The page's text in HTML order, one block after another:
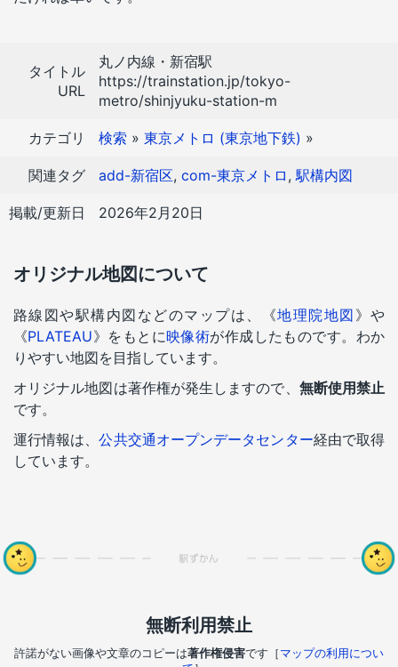
タイトル
URL
丸ノ内線・新宿駅
https://trainstation.jp/tokyo-
metro/shinjyuku-station-m
カテゴリ 検索 » 東京メトロ (東京地下鉄) »
関連タグ add-新宿区, com-東京メトロ ,駅構内図
掲載/更新日 2026年2月20日
オリジナル地図について
路線図や駅構内図などのマップは、《地理院地図 》や
《PLATEAU》をもとに映像術が作成したものです。わか
りやすい地図を目指しています。
オリジナル地図は著作権が発生しますので、 無断使用禁止
です。
運行情報は、公共交通オープンデータセンター経由で取得
しています。
無断利用禁止
許諾がない画像や文章のコピーは著作権侵害です［ マップの利用につい